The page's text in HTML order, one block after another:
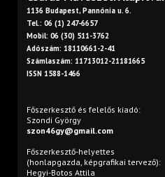
1136 Budapest, Pannónia u. 6.
Tel.: 06 (1) 247-6657
Mobil: 06 (30) 511-3762
Adószám: 18110661-2-41
Számlaszám: 11713012-21181665
ISSN 1588-1466
Főszerkesztő és felelős kiadó:
Szondi György
szon46gy@gmail.com
Főszerkesztő-helyettes
(honlapgazda, képgrafikai tervező):
Hegyi-Botos Attila